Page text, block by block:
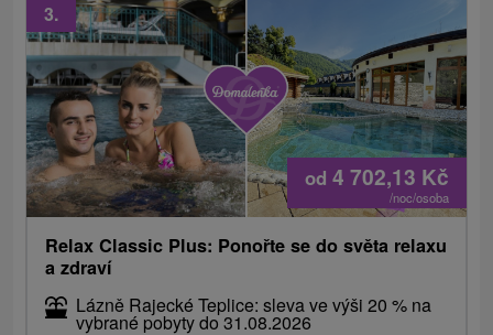
od 4 702,13 Kč
/noc/osoba
3.
Relax Classic Plus: Ponořte se do světa relaxu
a zdraví
Lázně Rajecké Teplice: sleva ve výši 20 % na
vybrané pobyty do 31.08.2026